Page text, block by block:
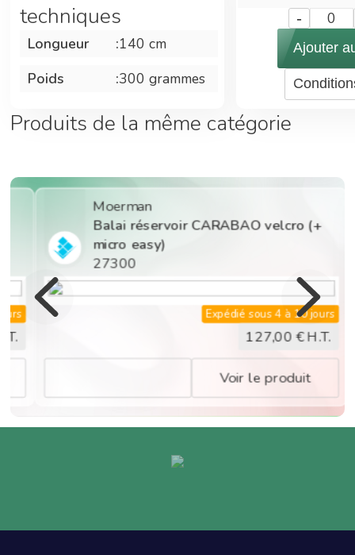
techniques
Longueur :140 cm
Poids
:300 grammes
- 0
Ajouter
Produits de la même catégorie
Moerman
Balai réservoir CARABAO velcro (+
micro easy)
27300
Expédié sous 4 à 10 jours
€ H.T.
Voir le produit